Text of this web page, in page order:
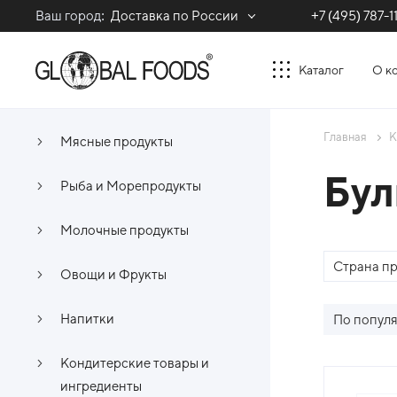
Ваш город: Доставка по России +7 (495) 787-
Каталог О
Главная
Страна
По
Мясные продукты
Рыба и Морепродукты
Молочные продукты
Овощи и Фрукты
Напитки
Кондитерские товары и
ингредиенты